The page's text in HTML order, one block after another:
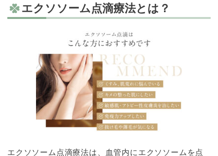
エクソソーム点滴療法とは？
エクソソーム点滴療法は、血管内にエクソソームを点